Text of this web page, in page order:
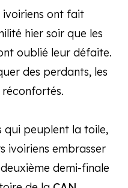
ont fait
hier soir que les
oublié leur défaite.
des perdants, les
réconfortés.
qui peuplent la toile,
ivoiriens embrasser
demi-finale